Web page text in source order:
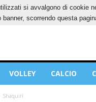
2026 CONTATTI
VOLLEY CALCIO
Shaquiri
si avvalgono di cookie
banner, scorrendo questa